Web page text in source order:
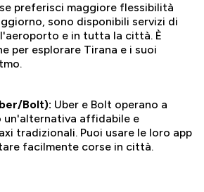
preferisci maggiore flessibilità
sono disponibili servizi di
e in tutta la città. È
per esplorare Tirana e i suoi
Bolt): Uber e Bolt operano a
un'alternativa affidabile e
tradizionali. Puoi usare le loro app
facilmente corse in città.